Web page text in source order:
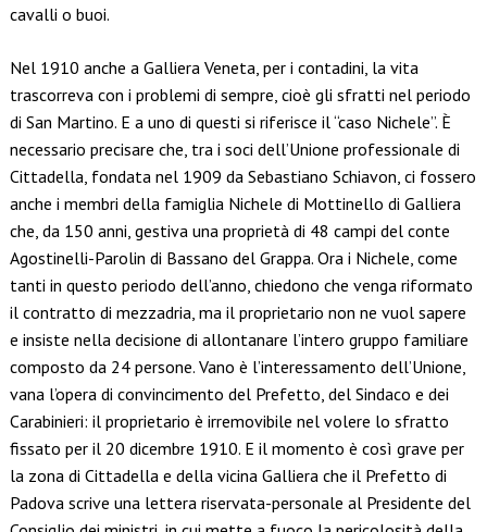
cavalli o buoi.
Nel 1910 anche a Galliera Veneta, per i contadini, la vita
trascorreva con i problemi di sempre, cioè gli sfratti nel periodo
di San Martino. E a uno di questi si riferisce il “caso Nichele”. È
necessario precisare che, tra i soci dell’Unione professionale di
Cittadella, fondata nel 1909 da Sebastiano Schiavon, ci fossero
anche i membri della famiglia Nichele di Mottinello di Galliera
che, da 150 anni, gestiva una proprietà di 48 campi del conte
Agostinelli-Parolin di Bassano del Grappa. Ora i Nichele, come
tanti in questo periodo dell’anno, chiedono che venga riformato
il contratto di mezzadria, ma il proprietario non ne vuol sapere
e insiste nella decisione di allontanare l’intero gruppo familiare
composto da 24 persone. Vano è l’interessamento dell’Unione,
vana l’opera di convincimento del Prefetto, del Sindaco e dei
Carabinieri: il proprietario è irremovibile nel volere lo sfratto
fissato per il 20 dicembre 1910. E il momento è così grave per
la zona di Cittadella e della vicina Galliera che il Prefetto di
Padova scrive una lettera riservata-personale al Presidente del